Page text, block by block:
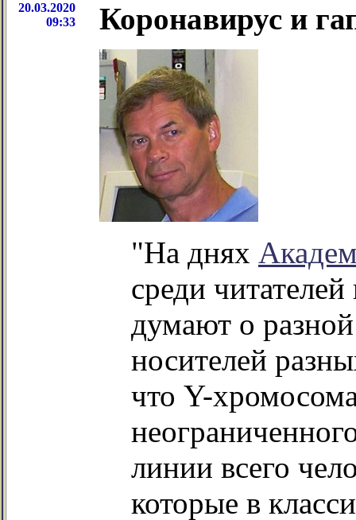
20.03.2020
09:33
Коронавирус и
"На днях
среди
думают о
носителей
что Y-
линии всего
которые в